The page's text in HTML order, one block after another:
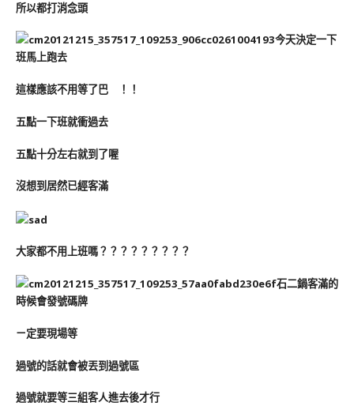
所以都打消念頭
今天決定一下
班馬上跑去
這樣應該不用等了巴 ！！
五點一下班就衝過去
五點十分左右就到了喔
沒想到居然已經客滿
大家都不用上班嗎？？？？？？？？？
石二鍋客滿的
時候會發號碼牌
ㄧ定要現場等
過號的話就會被丟到過號區
過號就要等三組客人進去後才行